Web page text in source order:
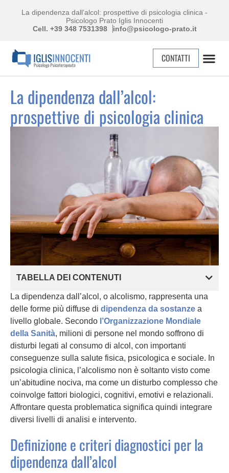
La dipendenza dall’alcol: prospettive di psicologia clinica -
Psicologo Prato Iglis Innocenti
Cell. +39 348 7531398
info@psicologo-prato.it
CONTATTI
La dipendenza dall’alcol:
prospettive di psicologia clinica
TABELLA DEI CONTENUTI
La dipendenza dall’alcol, o alcolismo, rappresenta una
delle forme più diffuse di dipendenza da sostanze a
livello globale. Secondo l’Organizzazione Mondiale
della Sanità, milioni di persone nel mondo soffrono di
disturbi legati al consumo di alcol, con importanti
conseguenze sulla salute fisica, psicologica e sociale. In
psicologia clinica, l’alcolismo non è soltanto visto come
un’abitudine nociva, ma come un disturbo complesso che
coinvolge fattori biologici, cognitivi, emotivi e relazionali.
Affrontare questa problematica significa quindi integrare
diversi livelli di analisi e intervento.
Definizione e criteri diagnostici per la
dipendenza dall’alcol